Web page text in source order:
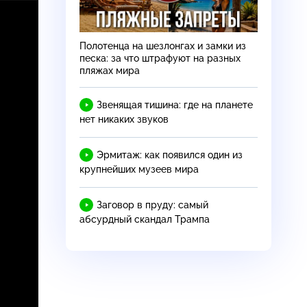
Полотенца на шезлонгах и замки из
песка: за что штрафуют на разных
пляжах мира
Звенящая тишина: где на планете
нет никаких звуков
Эрмитаж: как появился один из
крупнейших музеев мира
Заговор в пруду: самый
абсурдный скандал Трампа